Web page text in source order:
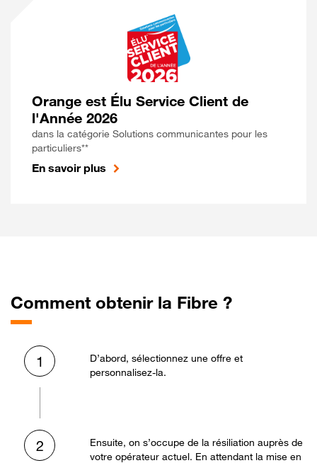
Orange est Élu Service Client de
l'Année 2026
dans la catégorie Solutions communicantes pour les
particuliers**
En savoir plus
Comment obtenir la Fibre ?
1
D’abord, sélectionnez une offre et
personnalisez-la.
2
Ensuite, on s’occupe de la résiliation auprès de
votre opérateur actuel. En attendant la mise en